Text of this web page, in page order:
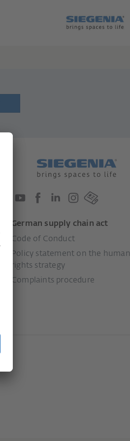
German supply chain act
Code of Conduct
Policy statement on the human
rights strategy
Complaints procedure